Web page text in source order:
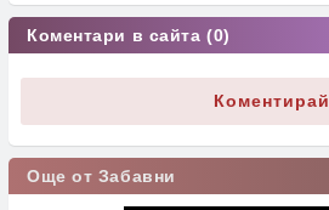
Коментари в сайта (0)
Коментирай
Още от Забавни